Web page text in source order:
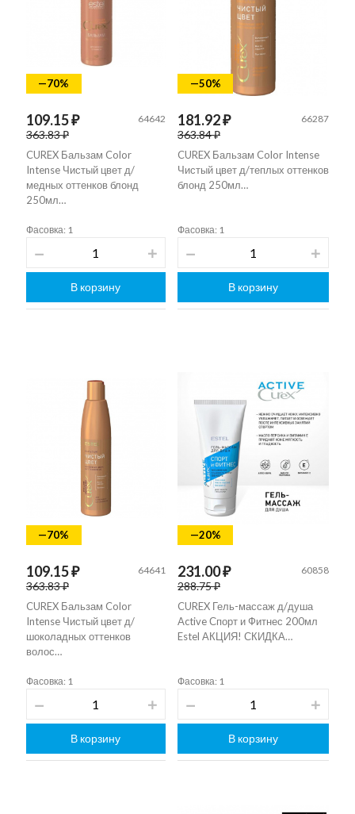
—70%
109.15 ₽
363.83 ₽
64642
CUREX Бальзам Color
Intense Чистый цвет д/
медных оттенков блонд
250мл…
Фасовка: 1
В корзину
—50%
181.92 ₽
363.84 ₽
66287
CUREX Бальзам Color Intense
Чистый цвет д/теплых оттенков
блонд 250мл…
Фасовка: 1
В корзину
—70%
109.15 ₽
363.83 ₽
64641
CUREX Бальзам Color
Intense Чистый цвет д/
шоколадных оттенков
волос…
Фасовка: 1
В корзину
—20%
231.00 ₽
288.75 ₽
60858
CUREX Гель-массаж д/душа
Active Спорт и Фитнес 200мл
Estel АКЦИЯ! СКИДКА…
Фасовка: 1
В корзину